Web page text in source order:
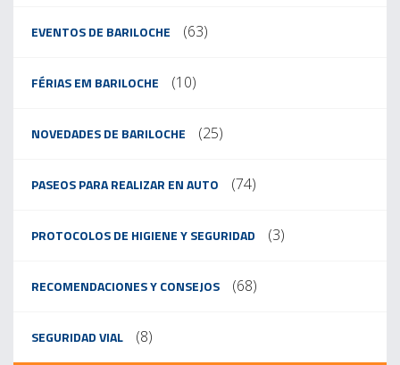
EVENTOS DE BARILOCHE (63)
FÉRIAS EM BARILOCHE (10)
NOVEDADES DE BARILOCHE (25)
PASEOS PARA REALIZAR EN AUTO (74)
PROTOCOLOS DE HIGIENE Y SEGURIDAD (3)
RECOMENDACIONES Y CONSEJOS (68)
SEGURIDAD VIAL (8)